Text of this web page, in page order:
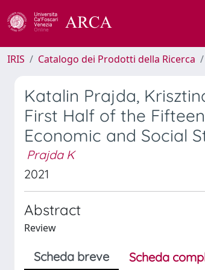
IRIS Catalogo dei Prodotti della Ricerca
Katalin Prajda,
First Half of the
Economic and Social
Prajda K
2021
Abstract
Review
Scheda breve Scheda